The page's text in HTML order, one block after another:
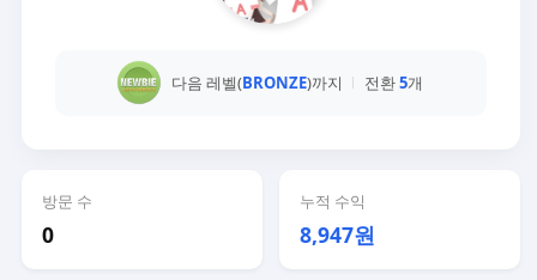
다음 레벨(BRONZE)까지 전환5개
방문 수
0
누적 수익
8,947원